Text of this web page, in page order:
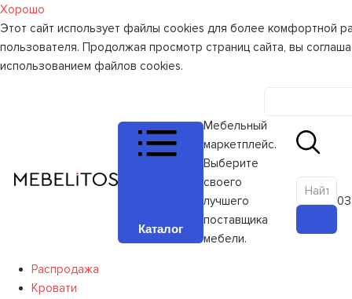
Хорошо
Этот сайт использует файлы cookies для более комфортной
пользователя. Продолжая просмотр страниц сайта, вы
использованием файлов cookies.
Каталог
Мебельный
маркетплейс.
Выберите
своего
лучшего
поставщика
мебели.
0
Распродажа
Кровати